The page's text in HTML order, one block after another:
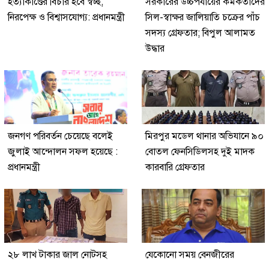
নিরপেক্ষ ও বিশ্বাসযোগ্য: প্রধানমন্ত্রী
সিল-স্বাক্ষর জালিয়াতি চক্রের পাঁচ
সদস্য গ্রেফতার; বিপুল আলামত
উদ্ধার
জনগণ পরিবর্তন চেয়েছে বলেই
জুলাই আন্দোলন সফল হয়েছে :
প্রধানমন্ত্রী
মিরপুর মডেল থানার অভিযানে ৯০
বোতল ফেনসিডিলসহ দুই মাদক
কারবারি গ্রেফতার
২৮ লাখ টাকার জাল নোটসহ
যেকোনো সময় বেনজীরের